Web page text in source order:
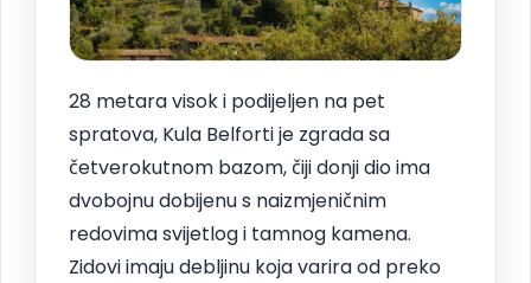
28 metara visok i podijeljen na pet
spratova, Kula Belforti je zgrada sa
četverokutnom bazom, čiji donji dio ima
dvobojnu dobijenu s naizmjeničnim
redovima svijetlog i tamnog kamena.
Zidovi imaju debljinu koja varira od preko